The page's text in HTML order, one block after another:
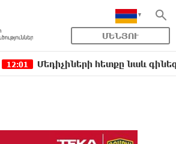
ՄԵՆՅՈՒ
Մեդիչիների հետքը նաև